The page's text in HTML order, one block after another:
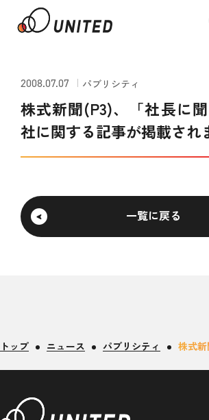
2008.07.07 パブリシティ
株式新聞(P3)、「社長に
社に関する記事が掲載され
一覧に戻る
トップ ニュース パブリシティ 株式